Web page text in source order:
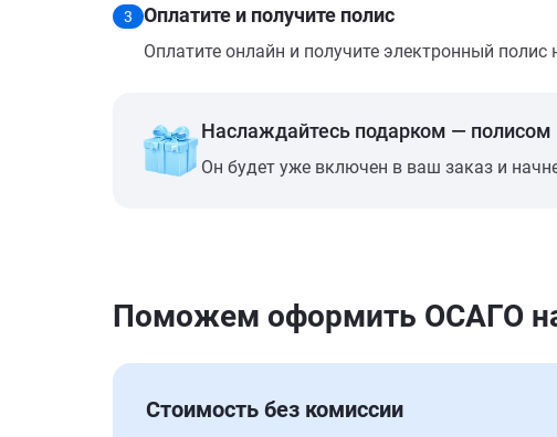
3 Оплатите и получите полис
Оплатите онлайн и получите электронный полис
Наслаждайтесь подарком —
Он будет уже включен в ваш заказ и
Поможем оформить ОСАГО
Стоимость без комиссии